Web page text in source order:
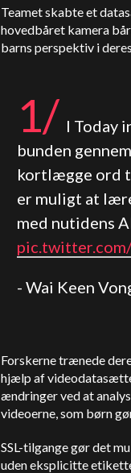
Teamet skabte et
hovedbåret kamera
barns perspektiv i
1/ I Today
bunden
kortlægge ord
er muligt at
med nutidens
- Wai Keen
Forskerne trænede
hjælp af
ændringer ved at
videoerne, som børn
SSL-tilgange gør det
uden eksplicitte